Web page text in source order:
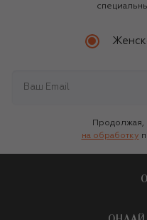
Продолжая,
на обработку
О